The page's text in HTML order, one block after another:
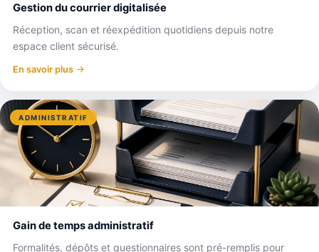
Gestion du courrier digitalisée
Réception, scan et réexpédition quotidiens depuis notre
espace client sécurisé.
En savoir plus
ADMINISTRATIF
Gain de temps administratif
Formalités, dépôts et questionnaires sont pré-remplis pour